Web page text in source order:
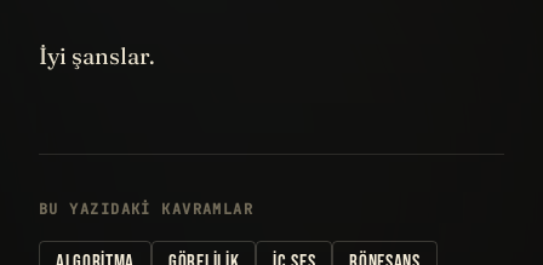
İyi şanslar.
BU YAZIDAKI KAVRAMLAR